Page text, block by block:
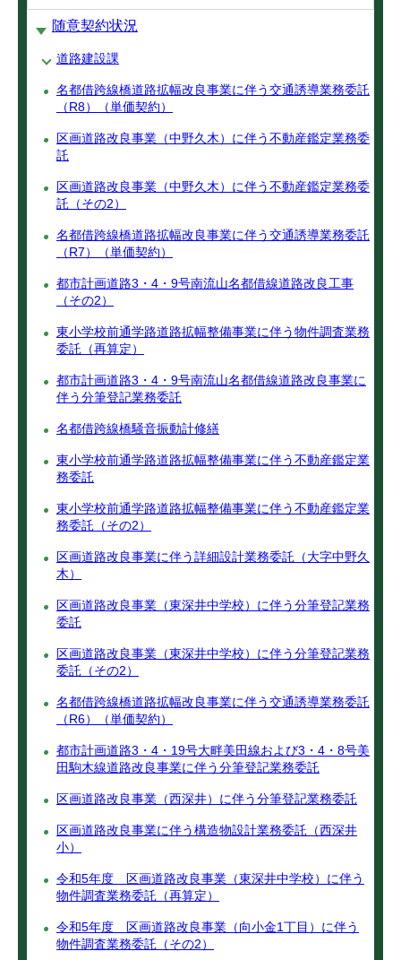
随意契約状況
道路建設課
名都借跨線橋道路拡幅改良事業に伴う交通誘導業務委託
（R8）（単価契約）
区画道路改良事業（中野久木）に伴う不動産鑑定業務委
託
区画道路改良事業（中野久木）に伴う不動産鑑定業務委
託（その2）
名都借跨線橋道路拡幅改良事業に伴う交通誘導業務委託
（R7）（単価契約）
都市計画道路3・4・9号南流山名都借線道路改良工事
（その2）
東小学校前通学路道路拡幅整備事業に伴う物件調査業務
委託（再算定）
都市計画道路3・4・9号南流山名都借線道路改良事業に
伴う分筆登記業務委託
名都借跨線橋騒音振動計修繕
東小学校前通学路道路拡幅整備事業に伴う不動産鑑定業
務委託
東小学校前通学路道路拡幅整備事業に伴う不動産鑑定業
務委託（その2）
区画道路改良事業に伴う詳細設計業務委託（大字中野久
木）
区画道路改良事業（東深井中学校）に伴う分筆登記業務
委託
区画道路改良事業（東深井中学校）に伴う分筆登記業務
委託（その2）
名都借跨線橋道路拡幅改良事業に伴う交通誘導業務委託
（R6）（単価契約）
都市計画道路3・4・19号大畔美田線および3・4・8号美
田駒木線道路改良事業に伴う分筆登記業務委託
区画道路改良事業（西深井）に伴う分筆登記業務委託
区画道路改良事業に伴う構造物設計業務委託（西深井
小）
令和5年度 区画道路改良事業（東深井中学校）に伴う
物件調査業務委託（再算定）
令和5年度 区画道路改良事業（向小金1丁目）に伴う
物件調査業務委託（その2）